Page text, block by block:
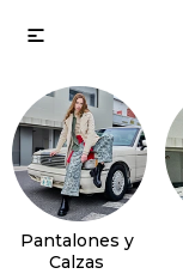

Pantalones y
Calzas